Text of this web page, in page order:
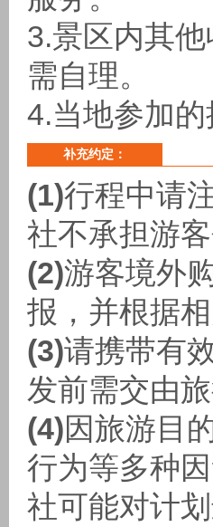
3.景区内其
需自理。
4.当地参加
补充约定：
(1)行程中请
社不承担游
(2)游客境外
报，并根据
(3)请携带有
发前需交由
(4)因旅游目
行为等多种
社可能对计